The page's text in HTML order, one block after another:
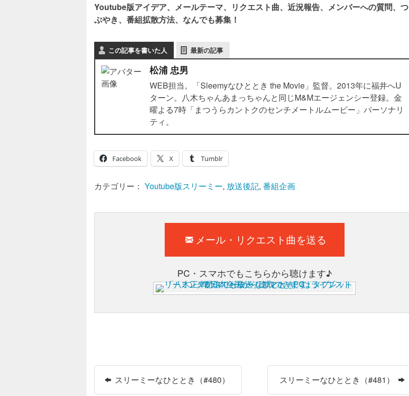
Youtube版アイデア、メールテーマ、リクエスト曲、近況報告、メンバーへの質問、つ
ぶやき、番組拡散方法、なんでも募集！
この記事を書いた人 最新の記事
松浦 忠男
WEB担当。「Sleemyなひととき the Movie」監督。2013年に福井へU
ターン。八木ちゃんあまっちゃんと同じM&Mエージェンシー登録。金
曜よる7時「まつうらカントクのセンチメートルムービー」パーソナリ
ティ。
Facebook X Tumblr
カテゴリー： Youtube版スリーミー, 放送後記, 番組企画
メール・リクエスト曲を送る
PC・スマホでもこちらから聴けます♪
スリーミーなひととき（#480） スリーミーなひととき（#481）